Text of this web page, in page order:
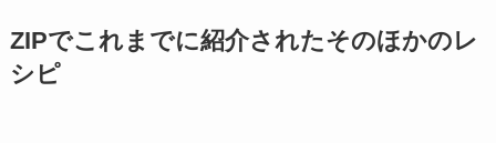
ZIPでこれまでに紹介されたそのほかのレ
シピ